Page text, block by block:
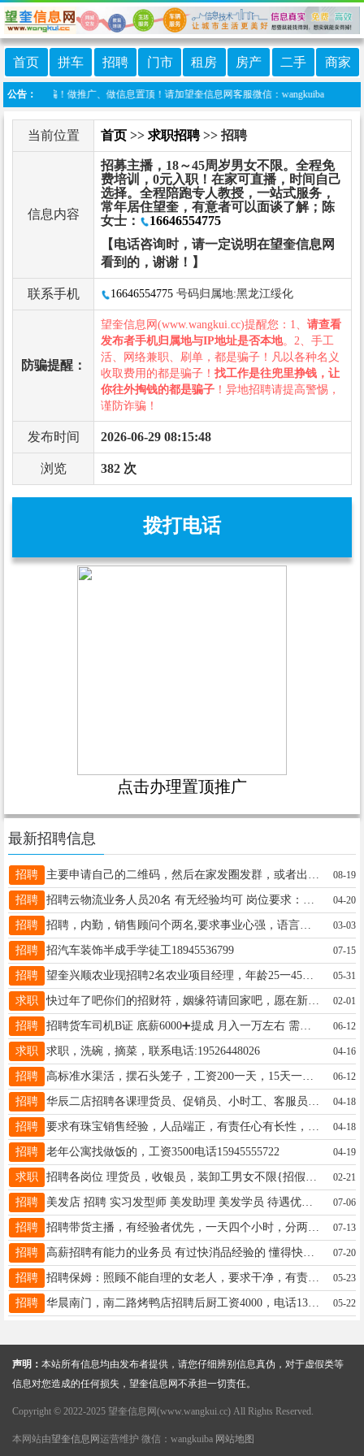
首页 拼车 招聘 门市 租房 房产 二手 商家
公告：
谨防诈骗！做推广、做信息置顶！请加望奎信息网客服微信：wangkuiba
当前位置 首页 >> 求职招聘>> 招聘
信息内容
招募主播，18～45周岁男女不限。全程免
费培训，0元入职！在家可直播，时间自己
选择。全程陪跑专人教授，一站式服务，
常年居住望奎，有意者可以面谈了解；陈
女士：
16646554775
【电话咨询时，请一定说明在望奎信息网
看到的，谢谢！】
联系手机 16646554775 号码归属地:黑龙江绥化
防骗提醒：
望奎信息网(www.wangkui.cc)提醒您：1、 请查看
发布者手机归属地与IP地址是否本地。2、手工
活、网络兼职、刷单，都是骗子！凡以各种名义
收取费用的都是骗子！ 找工作是往兜里挣钱，让
你往外掏钱的都是骗子 ！异地招聘请提高警惕，
谨防诈骗！
发布时间 2026-06-29 08:15:48
浏览 382 次
拨打电话
点击办理置顶推广
最新招聘信息
招聘 08-19
招聘 04-20
招聘 招聘，内勤，销售顾问个两名,要求事业心强，语言沟通能力好，薪资待遇好，有工作经验能长期工作者优先，电话13352555557 03-03
招聘 招汽车装饰半成手学徒工18945536799 07-15
招聘 望奎兴顺农业现招聘2名农业项目经理，年龄25一45岁，男女不限，工资待遇：底薪十绩效，要求有车，面试合格方可上岗，联系电话：13945506353。 05-31
求职 快过年了吧你们的招财符，姻缘符请回家吧，愿在新的一年里大财小财源源不断，单身的小伙伴都找到如意伴侣请符热线15765799819 02-01
招聘 招聘货车司机B证 底薪6000➕提成 月入一万左右 需体力劳动 能劳者多得 招聘车队队长薪资面议 联系电话☎:19845378777 06-12
求职 求职，洗碗，摘菜，联系电话:19526448026 04-16
招聘 高标准水渠活，摆石头笼子，工资200一天，15天一开支，地址兰西，年龄在48岁以下联系17144555777 06-12
招聘 04-18
招聘 04-18
招聘 老年公寓找做饭的，工资3500电话15945555722 04-19
求职 02-21
招聘 美发店 招聘 实习发型师 美发助理 美发学员 待遇优厚 活多事少 上手快 教的好 联系电话 15636841582 （微信同步） 07-06
招聘 07-13
招聘 高薪招聘有能力的业务员 有过快消品经验的 懂得快消品怎么操作的 招聘长期送货工 短期送货工工资日 欢迎加入 电话18445528866 07-20
招聘 招聘保姆：照顾不能自理的女老人，要求干净，有责任心有耐心，早6点到晚6点 工作地点，望奎体育广场小区，工资面谈，电话15546518030 05-23
招聘 华晨南门，南二路烤鸭店招聘后厨工资4000，电话13329458933 05-22
声明： 本站所有信息均由发布者提供，请您仔细辨别信息真伪，对于虚假类等
信息对您造成的任何损失，望奎信息网不承担一切责任。
Copyright © 2022-2025 望奎信息网(www.wangkui.cc) All Rights Reserved.
本网站由望奎信息网 运营维护 微信：wangkuiba 网站地图